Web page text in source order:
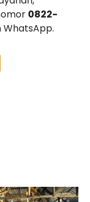
0822-